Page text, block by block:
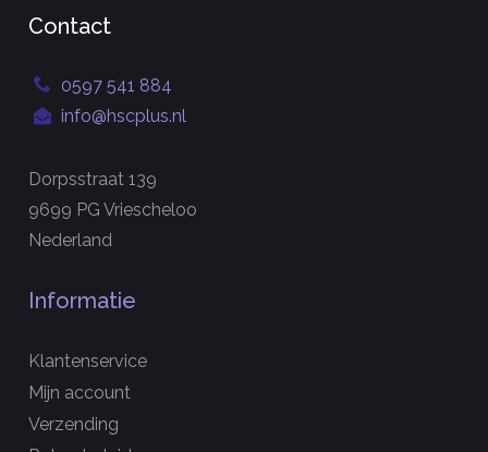
Contact
0597 541 884
info@hscplus.nl
Dorpsstraat 139
9699 PG Vriescheloo
Nederland
Informatie
Klantenservice
Mijn account
Verzending